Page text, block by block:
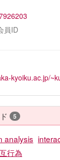
員ID
kyoiku.ac.jp/
5
analysis
行為